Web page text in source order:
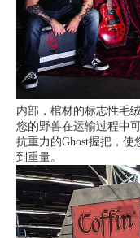
内部，棺材的标志性毛
您的野兽在运输过程中
抗重力的Ghost握把，
到重量。